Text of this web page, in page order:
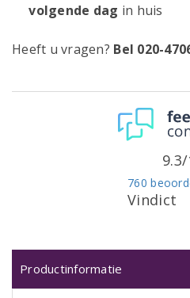
volgende dag in huis
Heeft u vragen? Bel 020-
Vindict
760
Productinformatie